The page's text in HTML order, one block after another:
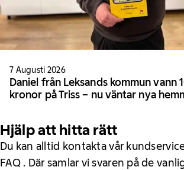
7 Augusti 2026
Daniel från Leksands kommun vann
kronor på Triss – nu väntar nya
Hjälp att hitta rätt
Du kan alltid kontakta vår
FAQ . Där samlar vi svaren på de